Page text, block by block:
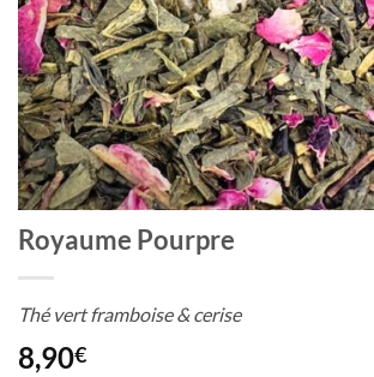
Royaume Pourpre
Thé vert framboise & cerise
8,90€